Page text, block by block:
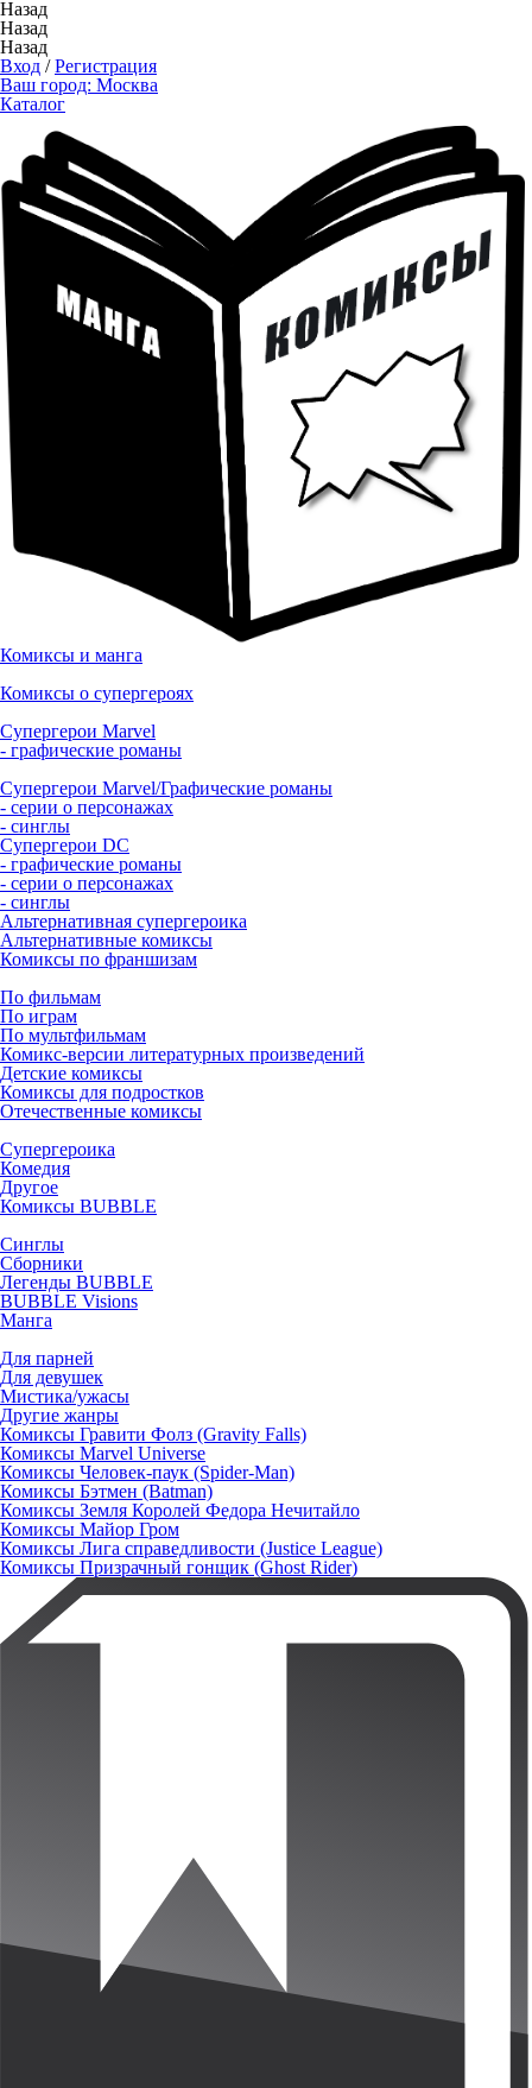
Назад
Назад
Назад
Вход /Регистрация
Ваш город: Москва
Каталог
Комиксы и манга
Комиксы о супергероях
Супергерои Marvel
- графические романы
Супергерои Marvel/Графические романы
- серии о персонажах
- синглы
Супергерои DC
- графические романы
- серии о персонажах
- синглы
Альтернативная супергероика
Альтернативные комиксы
Комиксы по франшизам
По фильмам
По играм
По мультфильмам
Комикс-версии литературных произведений
Детские комиксы
Комиксы для подростков
Отечественные комиксы
Супергероика
Комедия
Другое
Комиксы BUBBLE
Синглы
Сборники
Легенды BUBBLE
BUBBLE Visions
Манга
Для парней
Для девушек
Мистика/ужасы
Другие жанры
Комиксы Гравити Фолз (Gravity Falls)
Комиксы Marvel Universe
Комиксы Человек-паук (Spider-Man)
Комиксы Бэтмен (Batman)
Комиксы Земля Королей Федора Нечитайло
Комиксы Майор Гром
Комиксы Лига справедливости (Justice League)
Комиксы Призрачный гонщик (Ghost Rider)